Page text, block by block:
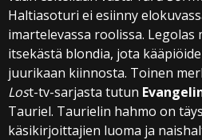
Haltiasoturi ei esiinny
imartelevassa roolissa.
itsekästä blondia, jota
juurikaan kiinnosta. Toinen
Lost-tv-sarjasta tutun
Tauriel. Taurielin hahmo on
käsikirjoittajien luoma ja